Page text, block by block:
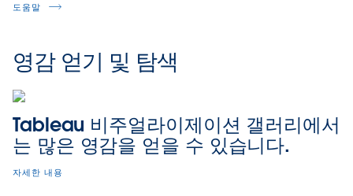
도움말
영감 얻기 및 탐색
Tableau 비주얼라이제이션 갤러리에서
는 많은 영감을 얻을 수 있습니다.
자세한 내용